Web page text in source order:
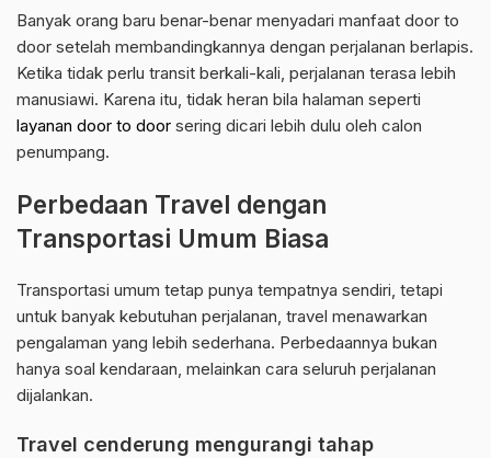
Banyak orang baru benar-benar menyadari manfaat door to
door setelah membandingkannya dengan perjalanan berlapis.
Ketika tidak perlu transit berkali-kali, perjalanan terasa lebih
manusiawi. Karena itu, tidak heran bila halaman seperti
layanan door to door sering dicari lebih dulu oleh calon
penumpang.
Perbedaan Travel dengan
Transportasi Umum Biasa
Transportasi umum tetap punya tempatnya sendiri, tetapi
untuk banyak kebutuhan perjalanan, travel menawarkan
pengalaman yang lebih sederhana. Perbedaannya bukan
hanya soal kendaraan, melainkan cara seluruh perjalanan
dijalankan.
Travel cenderung mengurangi tahap